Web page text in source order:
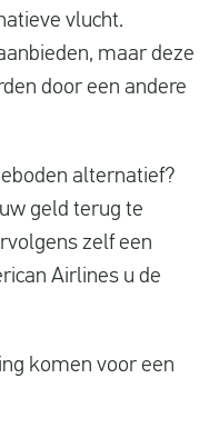
vlucht.
maar deze
door een andere
alternatief?
geld terug te
zelf een
Airlines u de
komen voor een